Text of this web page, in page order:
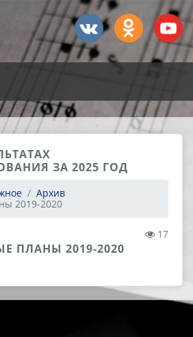
ЗА 2025 ГОД
Архив
2019-2020
17
ПЛАНЫ 2019-2020